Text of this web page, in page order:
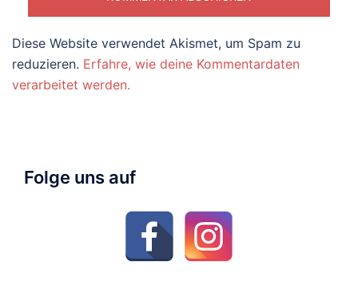
Diese Website verwendet Akismet, um Spam zu
reduzieren. Erfahre, wie deine Kommentardaten
verarbeitet werden.
Folge uns auf